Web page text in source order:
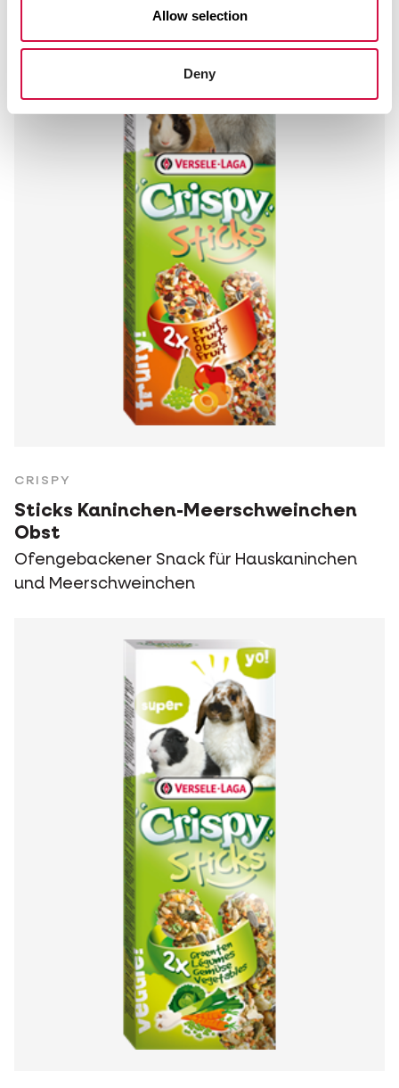
Allow selection
Deny
CRISPY
Sticks Kaninchen-Meerschweinchen
Obst
Ofengebackener Snack für Hauskaninchen
und Meerschweinchen